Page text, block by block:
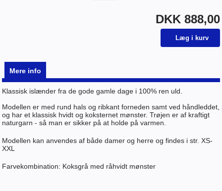
DKK 888,00
Mere info
Klassisk islænder fra de gode gamle dage i 100% ren uld.
Modellen er med rund hals og ribkant forneden samt ved håndleddet,
og har et klassisk hvidt og koksternet mønster. Trøjen er af kraftigt
naturgarn - så man er sikker på at holde på varmen.
Modellen kan anvendes af både damer og herre og findes i str. XS-
XXL
Farvekombination: Koksgrå med råhvidt mønster